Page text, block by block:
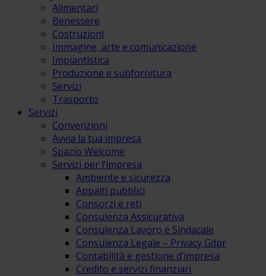
Alimentari
Benessere
Costruzioni
Immagine, arte e comunicazione
Impiantistica
Produzione e subfornitura
Servizi
Trasporto
Servizi
Convenzioni
Avvia la tua impresa
Spazio Welcome
Servizi per l’impresa
Ambiente e sicurezza
Appalti pubblici
Consorzi e reti
Consulenza Assicurativa
Consulenza Lavoro e Sindacale
Consulenza Legale – Privacy Gdpr
Contabilità e gestione d’impresa
Credito e servizi finanziari